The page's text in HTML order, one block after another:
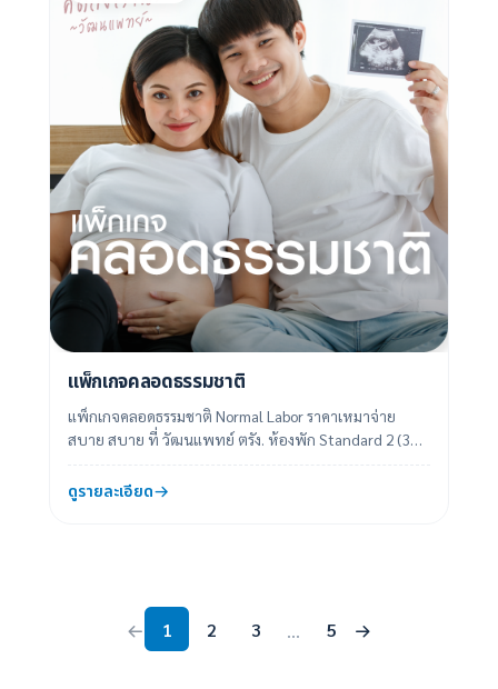
แพ็กเกจคลอดธรรมชาติ
แพ็กเกจคลอดธรรมชาติ Normal Labor ราคาเหมาจ่าย
สบาย สบาย ที่ วัฒนแพทย์ ตรัง. ห้องพัก Standard 2 (3
ดูรายละเอียด
1 2 3 ... 5